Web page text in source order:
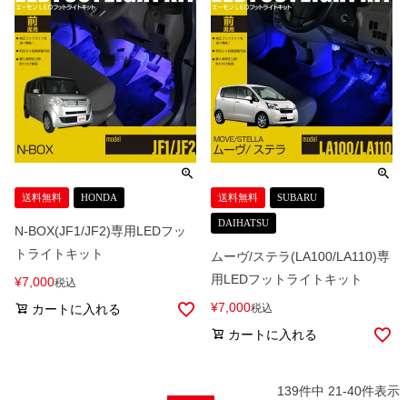
送料無料 HONDA
N-BOX(JF1/JF2)専用LEDフッ
トライトキット
¥7,000税込
カートに入れる
送料無料 SUBARU
DAIHATSU
ムーヴ/ステラ(LA100/LA110)専
用LEDフットライトキット
¥7,000税込
カートに入れる
139件中 21-40件表示